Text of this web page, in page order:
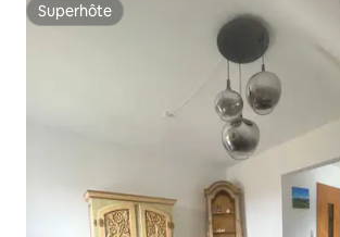
Superhôte
Superhôte